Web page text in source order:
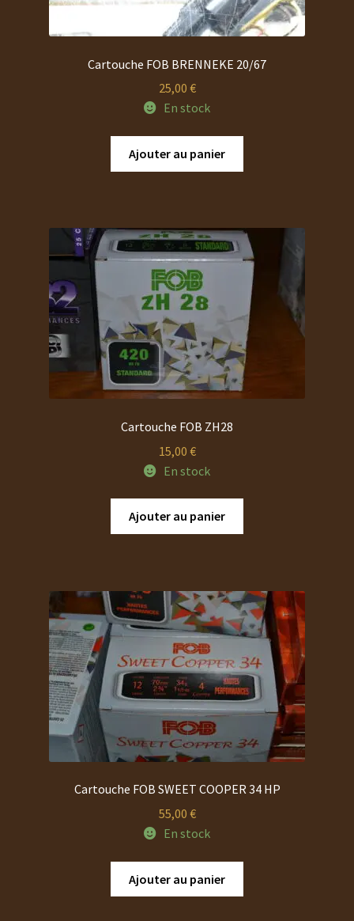
Cartouche FOB BRENNEKE 20/67
25,00 €
En stock
Ajouter au panier
Cartouche FOB ZH28
15,00 €
En stock
Ajouter au panier
Cartouche FOB SWEET COOPER 34 HP
55,00 €
En stock
Ajouter au panier